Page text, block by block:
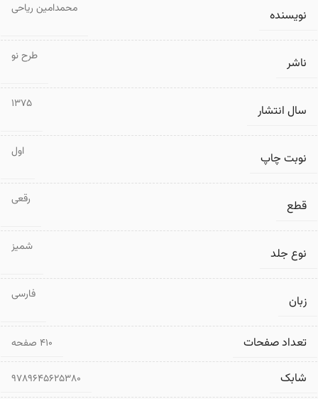
نویسنده محمدامین ریاحی
ناشر طرح نو
سال انتشار 1375
نوبت چاپ اول
قطع رقعی
نوع جلد شمیز
زبان فارسی
تعداد صفحات ۴۱۰ صفحه
شابک 9789645625380